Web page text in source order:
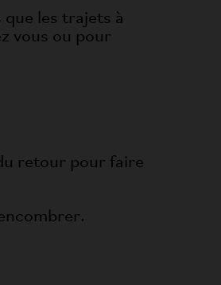
les trajets à
vous ou pour
retour pour faire